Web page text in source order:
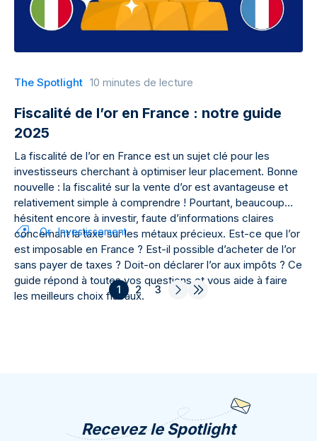
The Spotlight 10 minutes de lecture
Fiscalité de l’or en France : notre guide
2025
La fiscalité de l’or en France est un sujet clé pour les
investisseurs cherchant à optimiser leur placement. Bonne
nouvelle : la fiscalité sur la vente d’or est avantageuse et
relativement simple à comprendre ! Pourtant, beaucoup
hésitent encore à investir, faute d’informations claires
concernant la taxe sur les métaux précieux. Est-ce que l’or
est imposable en France ? Est-il possible d’acheter de l’or
sans payer de taxes ? Doit-on déclarer l’or aux impôts ? Ce
guide répond à toutes vos questions et vous aide à faire
les meilleurs choix fiscaux.
Or Investissement
1 2 3
Recevez le Spotlight